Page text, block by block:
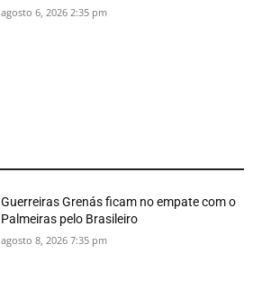
agosto 6, 2026 2:35 pm
Guerreiras Grenás ficam no empate com o
Palmeiras pelo Brasileiro
agosto 8, 2026 7:35 pm